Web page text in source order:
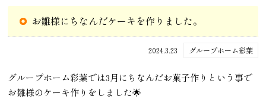
お雛様にちなんだケーキを作りました。
2024.3.23 グループホーム彩葉
グループホーム彩葉では3月にちなんだお菓子作りという事で
お雛様のケーキ作りをしました🌟